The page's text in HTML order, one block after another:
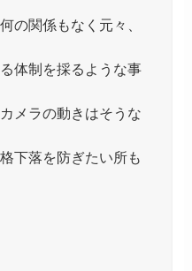
の関係もなく元々、
体制を採るような事
メラの動きはそうな
下落を防ぎたい所も